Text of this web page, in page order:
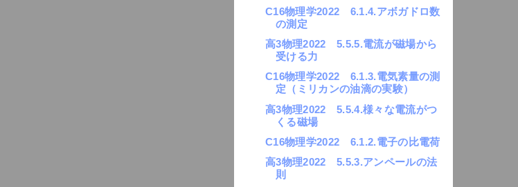
C16物理学2022 6.1.4.アボガドロ数
の測定
高3物理2022 5.5.5.電流が磁場から
受ける力
C16物理学2022 6.1.3.電気素量の測
定（ミリカンの油滴の実験）
高3物理2022 5.5.4.様々な電流がつ
くる磁場
C16物理学2022 6.1.2.電子の比電荷
高3物理2022 5.5.3.アンペールの法
則